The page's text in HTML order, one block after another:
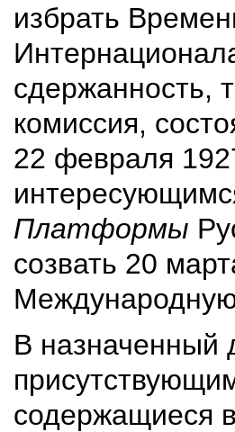
избрать
сдержанность,
комиссия,
22 февраля
Платформы
созвать 20
В назначенный
содержащиеся в